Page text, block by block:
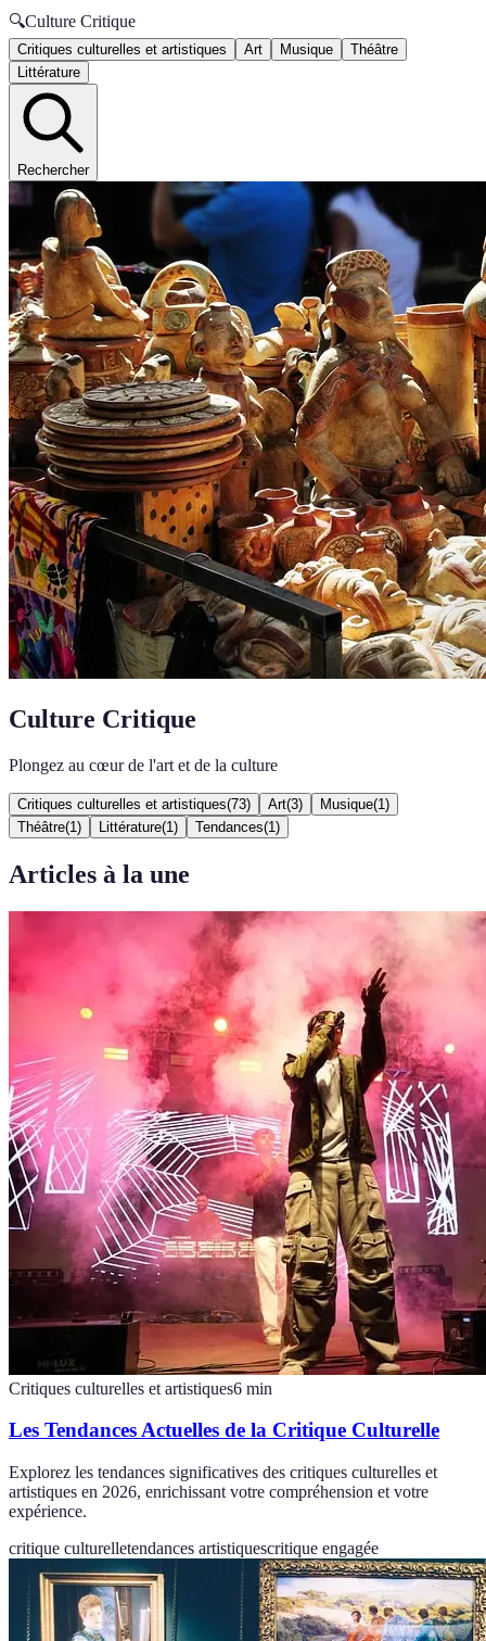
🔍Culture Critique
Critiques culturelles et artistiques Art Musique
Théâtre
Littérature
Rechercher
Culture Critique
Plongez au cœur de l'art et de la culture
Critiques culturelles et artistiques(73) Art(3) Musique(1 )
Théâtre(1 ) Littérature(1 ) Tendances(1 )
Articles à la une
Critiques culturelles et artistiques6 min
Les Tendances Actuelles de la Critique Culturelle
Explorez les tendances significatives des critiques culturelles et
artistiques en 2026, enrichissant votre compréhension et votre
expérience.
critique culturelletendances artistiquescritique engagée